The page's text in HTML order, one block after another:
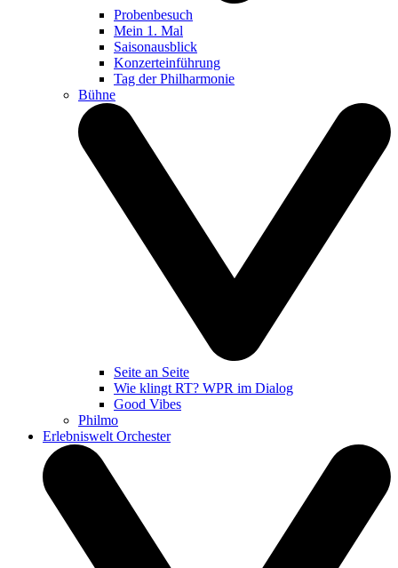
Probenbesuch
Mein 1. Mal
Saisonausblick
Konzerteinführung
Tag der Philharmonie
Bühne
Seite an Seite
Wie klingt RT? WPR im Dialog
Good Vibes
Philmo
Erlebniswelt Orchester